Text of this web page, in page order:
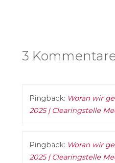
3
Pingback: Woran wir
2025 | Clearingstelle
Pingback: Woran wir
2025 | Clearingstelle